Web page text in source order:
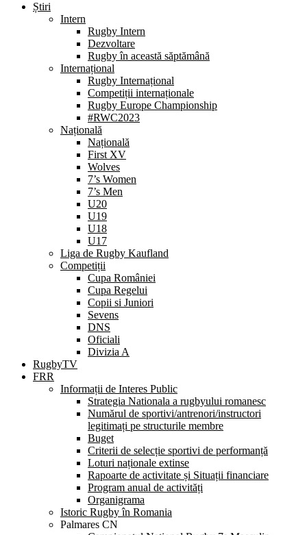
Știri
Intern
Rugby Intern
Dezvoltare
Rugby în această săptămână
Internațional
Rugby Internațional
Competiții internaționale
Rugby Europe Championship
#RWC2023
Națională
Națională
First XV
Wolves
7’s Women
7’s Men
U20
U19
U18
U17
Liga de Rugby Kaufland
Competiții
Cupa României
Cupa Regelui
Copii si Juniori
Sevens
DNS
Oficiali
Divizia A
RugbyTV
FRR
Informații de Interes Public
Strategia Nationala a rugbyului romanesc
Numărul de sportivi/antrenori/instructori
legitimați pe structurile membre
Buget
Criterii de selecție sportivi de performanță
Loturi naționale extinse
Rapoarte de activitate și Situații financiare
Program anual de activități
Organigrama
Istoric Rugby în Romania
Palmares CN